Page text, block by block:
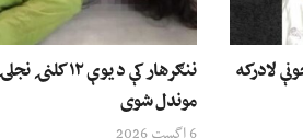
لادرکه
ننګرهار کې د یوې
موندل شوی